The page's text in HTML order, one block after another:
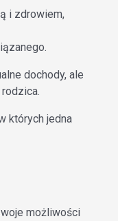
i zdrowiem,
dochody, ale
których jedna
możliwości